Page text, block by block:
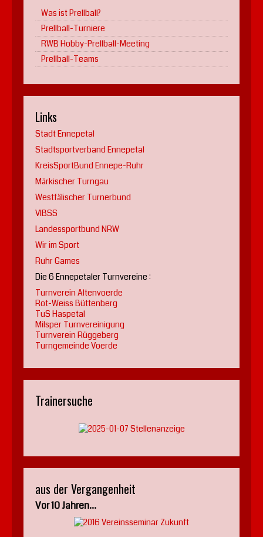
Was ist Prellball?
Prellball-Turniere
RWB Hobby-Prellball-Meeting
Prellball-Teams
Links
Stadt Ennepetal
Stadtsportverband Ennepetal
KreisSportBund Ennepe-Ruhr
Märkischer Turngau
Westfälischer Turnerbund
VIBSS
Landessportbund NRW
Wir im Sport
Ruhr Games
Die 6 Ennepetaler Turnvereine :
Turnverein Altenvoerde
Rot-Weiss Büttenberg
TuS Haspetal
Milsper Turnvereinigung
Turnverein Rüggeberg
Turngemeinde Voerde
Trainersuche
aus der Vergangenheit
Vor 10 Jahren...